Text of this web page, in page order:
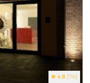
4.8 (114)